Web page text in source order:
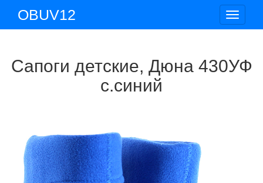
Toggle
OBUV12
Сапоги детские, Дюна 430УФ
с.синий